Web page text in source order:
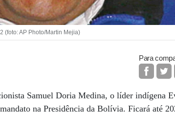
(foto: AP Photo/Martin Mejia)
Para
Samuel Doria Medina, o líder indígena
na Presidência da Bolívia. Ficará até